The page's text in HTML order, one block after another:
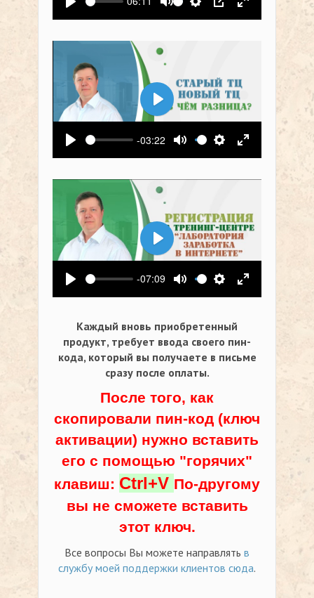
Воспроизвести Выключить звук
Настройки
PIP На весь
Воспроизвести
-03:22
Выключить звук
Настройки
На весь
Воспроизвести
Воспроизвести
-07:09
Выключить звук
Настройки
На весь
Воспроизвести
Каждый вновь приобретенный
продукт, требует ввода своего пин-
кода, который вы получаете в письме
сразу после оплаты.
После того, как
скопировали пин-код (ключ
активации) нужно вставить
его с помощью "горячих"
клавиш: Ctrl+V По-другому
вы не сможете вставить
этот ключ.
Все вопросы Вы можете направлять в
службу моей поддержки клиентов сюда.